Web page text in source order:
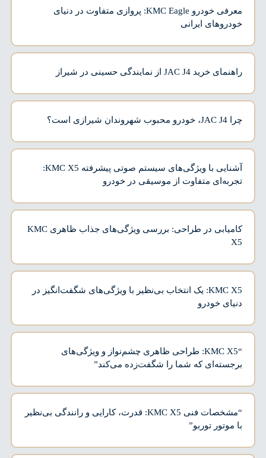
معرفی خودرو KMC Eagle: پروازی متفاوت در دنیای
خودروهای ایرانی
راهنمای خرید JAC J4 از نمایندگی حسینی در شیراز
چرا JAC J4، خودرو محبوب شهروندان شیرازی است؟
آشنایی با ویژگی‌های سیستم صوتی پیشرفته KMC X5:
تجربه‌ای متفاوت از موسیقی در خودرو
کامیابی در طراحی: بررسی ویژگی‌های جذاب ظاهری KMC
X5
KMC X5: یک انتخاب بی‌نظیر با ویژگی‌های شگفت‌انگیز در
دنیای خودرو
“KMC X5: طراحی ظاهری چشم‌نواز و ویژگی‌های
برجسته‌ای که شما را شگفت‌زده می‌کند”
“مشخصات فنی KMC X5: قدرت، کارایی و رانندگی بی‌نظیر
با موتور توربو”